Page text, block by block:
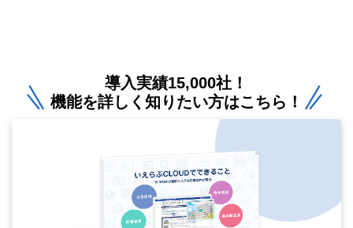
導入実績15,000社！
機能を詳しく知りたい方はこちら！